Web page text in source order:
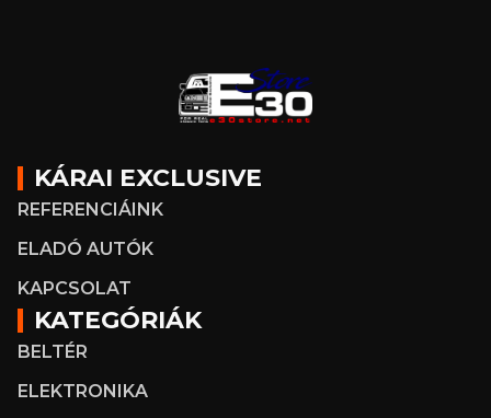
KÁRAI EXCLUSIVE
REFERENCIÁINK
ELADÓ AUTÓK
KAPCSOLAT
KATEGÓRIÁK
BELTÉR
ELEKTRONIKA